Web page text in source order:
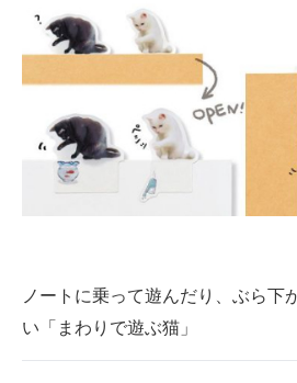
ノートに乗って遊んだり、ぶら下
い「まわりで遊ぶ猫」